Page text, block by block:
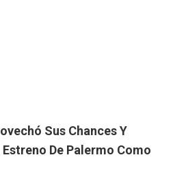
Sus Chances Y
De Palermo Como